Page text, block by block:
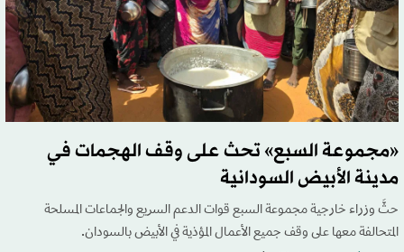
«مجموعة السبع» تحث على وقف الهجمات في
مدينة الأبيض السودانية
حثَّ وزراء خارجية مجموعة السبع قوات الدعم السريع والجماعات المسلحة
المتحالفة معها على وقف جميع الأعمال المؤذية في الأبيض بالسودان.